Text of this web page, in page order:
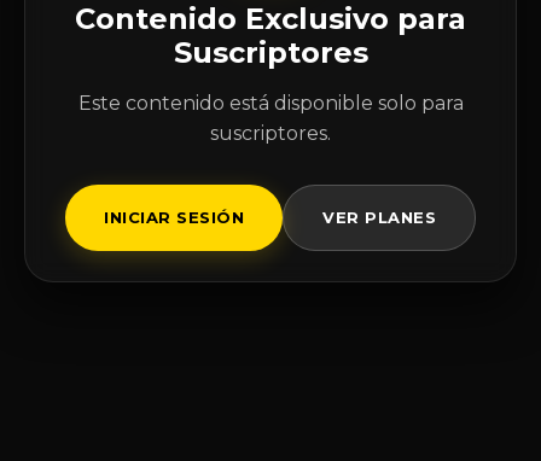
Contenido Exclusivo para
Suscriptores
Este contenido está disponible solo para
suscriptores.
INICIAR SESIÓN VER PLANES